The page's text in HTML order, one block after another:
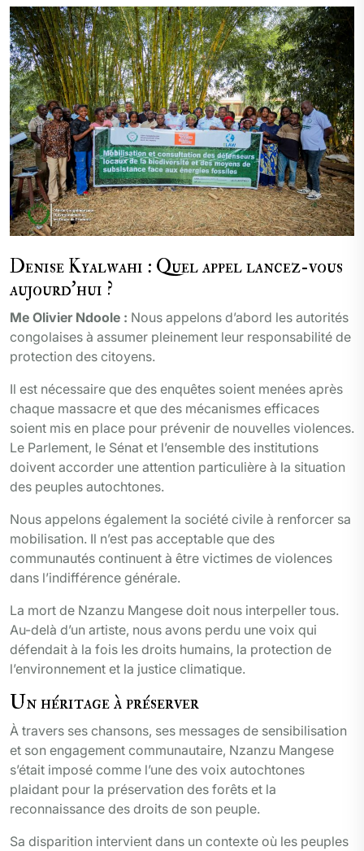
Denise Kyalwahi : Quel appel lancez-vous
aujourd’hui ?
Me Olivier Ndoole : Nous appelons d’abord les autorités
congolaises à assumer pleinement leur responsabilité de
protection des citoyens.
Il est nécessaire que des enquêtes soient menées après
chaque massacre et que des mécanismes efficaces
soient mis en place pour prévenir de nouvelles violences.
Le Parlement, le Sénat et l’ensemble des institutions
doivent accorder une attention particulière à la situation
des peuples autochtones.
Nous appelons également la société civile à renforcer sa
mobilisation. Il n’est pas acceptable que des
communautés continuent à être victimes de violences
dans l’indifférence générale.
La mort de Nzanzu Mangese doit nous interpeller tous.
Au-delà d’un artiste, nous avons perdu une voix qui
défendait à la fois les droits humains, la protection de
l’environnement et la justice climatique.
Un héritage à préserver
À travers ses chansons, ses messages de sensibilisation
et son engagement communautaire, Nzanzu Mangese
s’était imposé comme l’une des voix autochtones
plaidant pour la préservation des forêts et la
reconnaissance des droits de son peuple.
Sa disparition intervient dans un contexte où les peuples